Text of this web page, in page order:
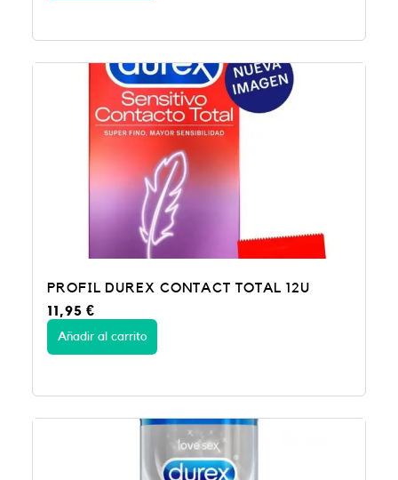
PROFIL DUREX CONTACT TOTAL 12U
11,95€
Añadir al carrito